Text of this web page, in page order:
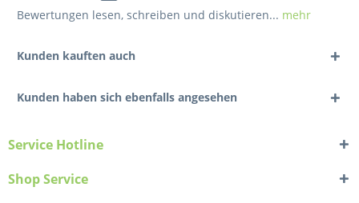
Bewertungen lesen, schreiben und diskutieren... mehr
Kunden kauften auch
Kunden haben sich ebenfalls angesehen
Service Hotline
Shop Service